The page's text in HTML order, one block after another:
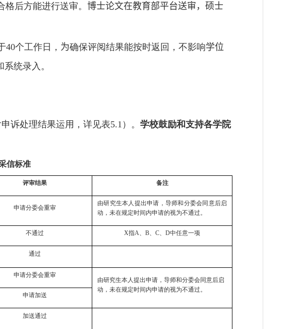
格后方能进行送审。博士论文在教育部平台送审，硕士
40个工作日， 为确保评阅结果能按时返回，不影响学位
统录入。
诉处理结果运用，详见表5.1 ）。学校鼓励和支持各学院
信标准
评审结果 备注
申请分委会重审
由研究生本人提出申请，导师和分委会同意后启
动，未在规定时间内申请的视为不通过。
不通过 X指A、 B、 C、 D中任意一项
通过
申请分委会重审
由研究生本人提出申请，导师和分委会同意后启
动，未在规定时间内申请的视为不通过。
申请加送
加送通过